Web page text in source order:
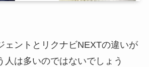
ェントとリクナビNEXTの違いが
人は多いのではないでしょう